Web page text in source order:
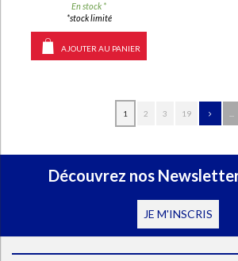
En stock *
*stock limité
AJOUTER AU PANIER
1 2 3 19
Découvrez nos
JE M'INSCRIS